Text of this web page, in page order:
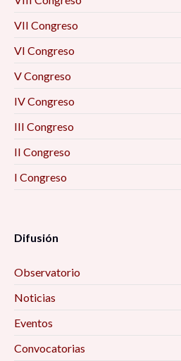
VII Congreso
VI Congreso
V Congreso
IV Congreso
III Congreso
II Congreso
I Congreso
Difusión
Observatorio
Noticias
Eventos
Convocatorias